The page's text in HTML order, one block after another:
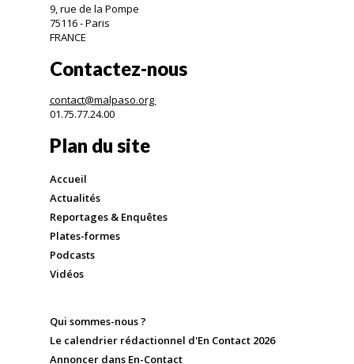
9, rue de la Pompe
75116 - Paris
FRANCE
Contactez-nous
contact@malpaso.org
01.75.77.24.00
Plan du site
Accueil
Actualités
Reportages & Enquêtes
Plates-formes
Podcasts
Vidéos
Qui sommes-nous ?
Le calendrier rédactionnel d'En Contact 2026
Annoncer dans En-Contact